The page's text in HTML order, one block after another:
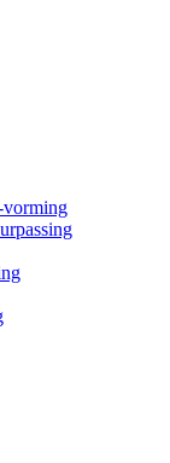
vorming